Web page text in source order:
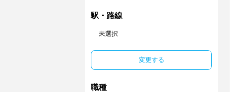
駅・路線
未選択
変更する
職種